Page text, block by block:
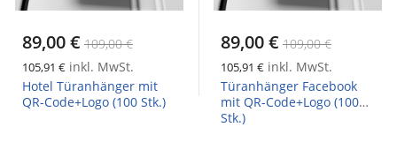
89,00 € 109,00 €
105,91 € inkl. MwSt.
Hotel Türanhänger mit
QR-Code+Logo (100 Stk.)
89,00 € 109,00 €
105,91 € inkl. MwSt.
Türanhänger Facebook
mit QR-Code+Logo (100
Stk.)